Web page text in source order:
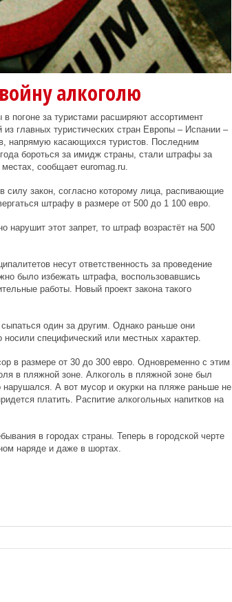
алкоголю
погоне за туристами расширяют ассортимент
главных туристических стран Европы – Испании –
напрямую касающихся туристов. Последним
бороться за имидж страны, стали штрафы за
сообщает euromag.ru.
силу закон, согласно которому лица, распивающие
штрафу в размере от 500 до 1 100 евро.
нарушит этот запрет, то штраф возрастёт на 500
несут ответственность за проведение
было избежать штрафа, воспользовавшись
работы. Новый проект закона такого
один за другим. Однако раньше они
специфический или местных характер.
в размере от 30 до 300 евро. Одновременно с этим
в пляжной зоне. Алкоголь в пляжной зоне был
нарушался. А вот мусор и окурки на пляже раньше не
платить. Распитие алкогольных напитков на
в городах страны. Теперь в городской черте
наряде и даже в шортах.